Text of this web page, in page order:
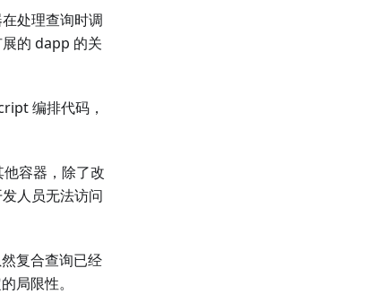
处理查询时调
的 dapp 的关
编排代码，
容器，除了改
人员无法访问
复合查询已经
局限性。